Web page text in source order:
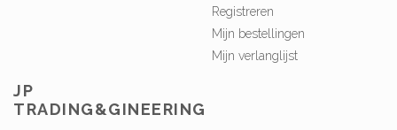
Registreren
Mijn bestellingen
Mijn verlanglijst
JP
TRADING&GINEERING